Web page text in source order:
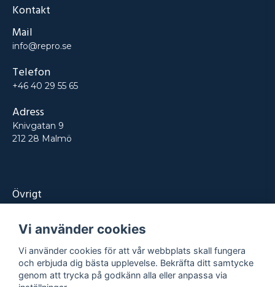
Kontakt
Mail
info@repro.se
Telefon
+46 40 29 55 65
Adress
Knivgatan 9
212 28 Malmö
Övrigt
Tjänster
Kontakt
Projekt
Vi använder cookies
Vi använder cookies för att vår webbplats skall fungera
och erbjuda dig bästa upplevelse. Bekräfta ditt samtycke
genom att trycka på godkänn alla eller anpassa via